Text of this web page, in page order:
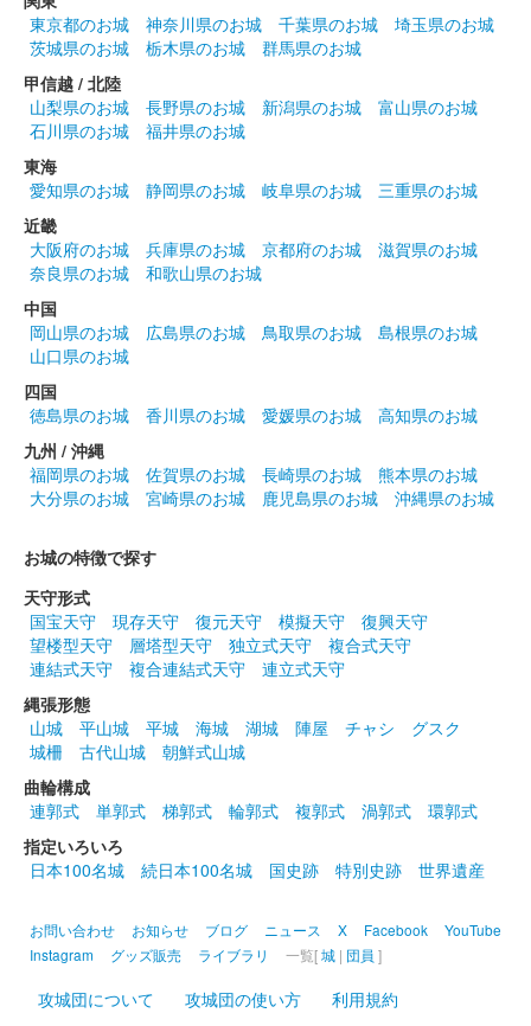
ス限定 館林城絵図版
販売終了
50枚限定
館林城 御城印
販売終了
50枚限定
館林城 御城印 越前若狭お城フェス限定 徳川三傑版
販売終了
50枚限定
館林城 御城印 越前若狭お城フェス限定 榊原康政版
販売終了
50枚限定
館林城 御城印 御城印合戦福知山限定版
販売終了
令和6年9月8日に開催された御城印合戦in福知山のいわつき武者
の倉〜関東友城出展プロジェクト〜のブースにて販売された御城
印。40枚限定
館林城 御城印
館林城 御城印 榊原康政公秋限定版
東京都のお城
神奈川県のお城 千葉県のお城
埼玉県のお城
茨城県のお城
栃木県のお城
群馬県のお城
甲信越 / 北陸
山梨県のお城
長野県のお城 新潟県のお城
富山県のお城
石川県のお城
福井県のお城
東海
愛知県のお城
静岡県のお城 岐阜県のお城
三重県のお城
近畿
大阪府のお城
兵庫県のお城 京都府のお城
滋賀県のお城
奈良県のお城
和歌山県のお城
中国
岡山県のお城
広島県のお城 鳥取県のお城
島根県のお城
山口県のお城
四国
徳島県のお城
香川県のお城 愛媛県のお城
高知県のお城
九州 / 沖縄
福岡県のお城
佐賀県のお城 長崎県のお城
熊本県のお城
大分県のお城
宮崎県のお城 鹿児島県のお城 沖縄県のお城
お城の特徴で探す
天守形式
国宝天守
現存天守 復元天守 模擬天守
復興天守
望楼型天守
層塔型天守 独立式天守
複合式天守
連結式天守
複合連結式天守
連立式天守
縄張形態
山城
平山城 平城 海城 湖城 陣屋 チャシ
グスク
城柵
古代山城
朝鮮式山城
曲輪構成
連郭式
単郭式 梯郭式 輪郭式 複郭式 渦郭式
環郭式
指定いろいろ
日本100名城
続日本100名城 国史跡 特別史跡 世界遺産
お問い合わせ お知らせ ブログ ニュース X Facebook
YouTube
Instagram
グッズ販売 ライブラリ 一覧[城 | 団員 ]
攻城団について 攻城団の使い方
利用規約